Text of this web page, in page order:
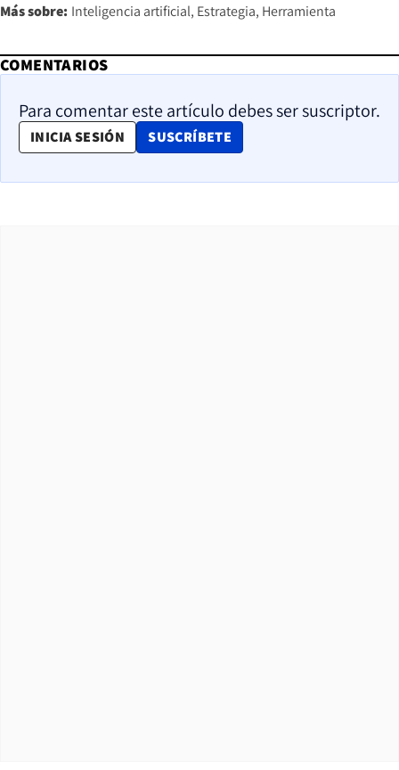
Más sobre: Inteligencia artificial Estrategia Herramienta
COMENTARIOS
Para comentar este artículo debes ser suscriptor.
INICIA SESIÓN SUSCRÍBETE
OPENS IN NEW WINDOW